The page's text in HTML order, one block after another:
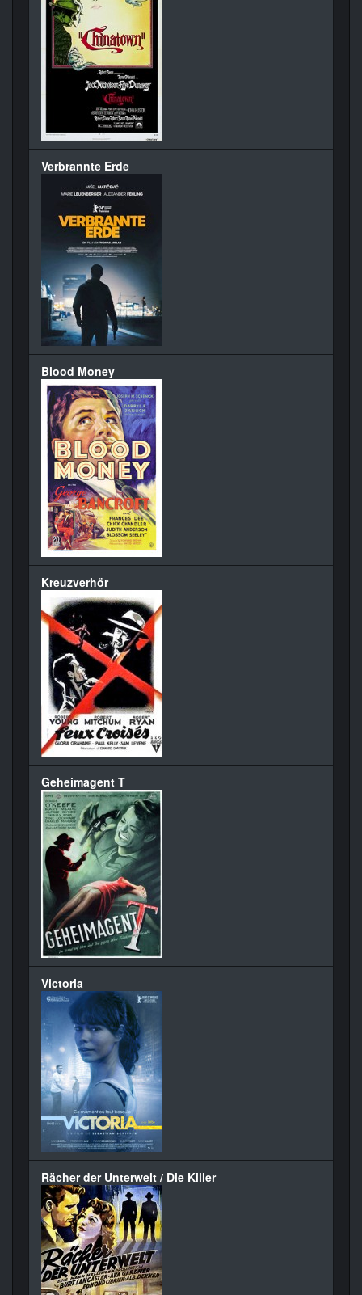
Verbrannte Erde
Blood Money
Kreuzverhör
Geheimagent T
Victoria
Rächer der Unterwelt / Die Killer